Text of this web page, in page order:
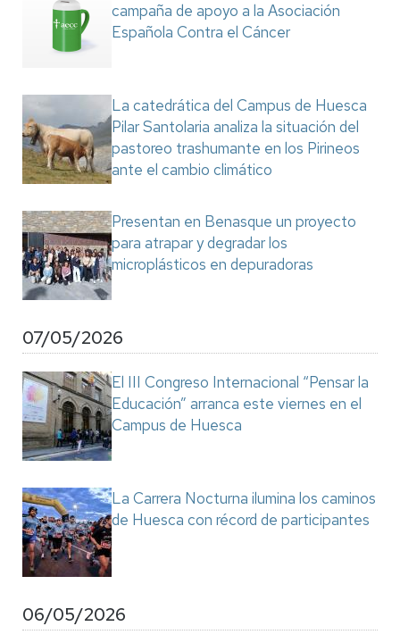
campaña de apoyo a la Asociación
Española Contra el Cáncer
La catedrática del Campus de Huesca
Pilar Santolaria analiza la situación del
pastoreo trashumante en los Pirineos
ante el cambio climático
Presentan en Benasque un proyecto
para atrapar y degradar los
microplásticos en depuradoras
07/05/2026
El III Congreso Internacional “Pensar la
Educación” arranca este viernes en el
Campus de Huesca
La Carrera Nocturna ilumina los caminos
de Huesca con récord de participantes
06/05/2026